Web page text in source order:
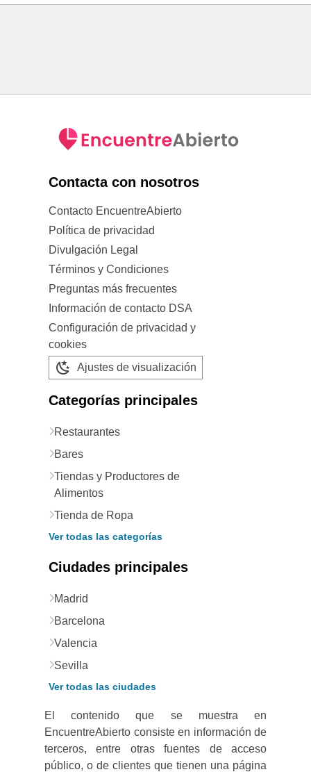
Contacta con nosotros
Contacto EncuentreAbierto
Política de privacidad
Divulgación Legal
Términos y Condiciones
Preguntas más frecuentes
Información de contacto DSA
Configuración de privacidad y
cookies
Ajustes de visualización
Categorías principales
Restaurantes
Bares
Tiendas y Productores de
Alimentos
Tienda de Ropa
Ver todas las categorías
Ciudades principales
Madrid
Barcelona
Valencia
Sevilla
Ver todas las ciudades
El contenido que se muestra en
EncuentreAbierto consiste en información de
terceros, entre otras fuentes de acceso
público, o de clientes que tienen una página